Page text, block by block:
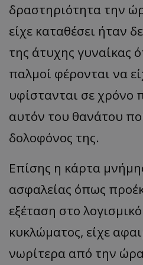
δραστηριότητα την
είχε καταθέσει ήταν
της άτυχης γυναίκας
παλμοί φέρονται να
υφίστανται σε χρόνο
αυτόν του θανάτου
δολοφόνος της.
Επίσης η κάρτα
ασφαλείας όπως
εξέταση στο
κυκλώματος, είχε
νωρίτερα από την